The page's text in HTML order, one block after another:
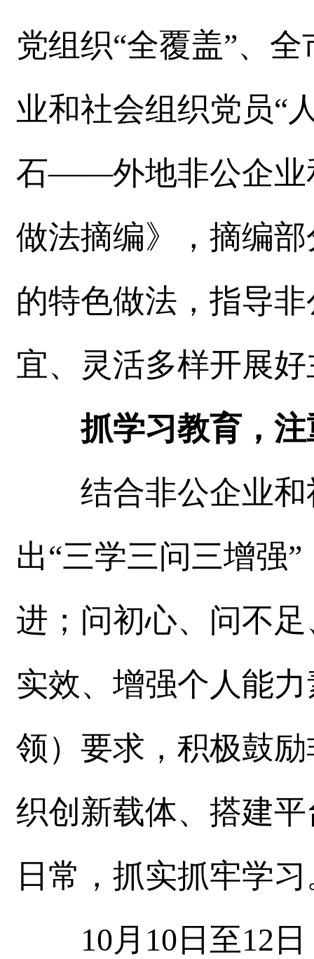
党组织“全覆盖”、
业和社会组织党员“
石——外地非公企业
做法摘编》，摘编
的特色做法，指导
宜、灵活多样开展
抓学习教育，注
结合非公企业和
出“三学三问三增强
进；问初心、问不
实效、增强个人能
领）要求，积极鼓
织创新载体、搭建
日常，抓实抓牢学习
10月10日至12日